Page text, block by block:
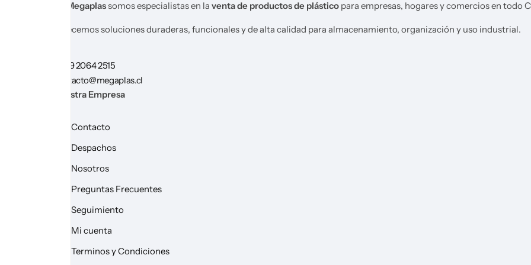
Megaplassomos especialistas en la venta de productos de plástico para empresas, hogares y comercios en todo
Ofrecemos soluciones duraderas, funcionales y de alta calidad para almacenamiento, organización y uso industrial.
+56 9 2064 2515
contacto@megaplas.cl
Nuestra Empresa
Contacto
Despachos
Nosotros
Preguntas Frecuentes
Seguimiento
Mi cuenta
Terminos y Condiciones